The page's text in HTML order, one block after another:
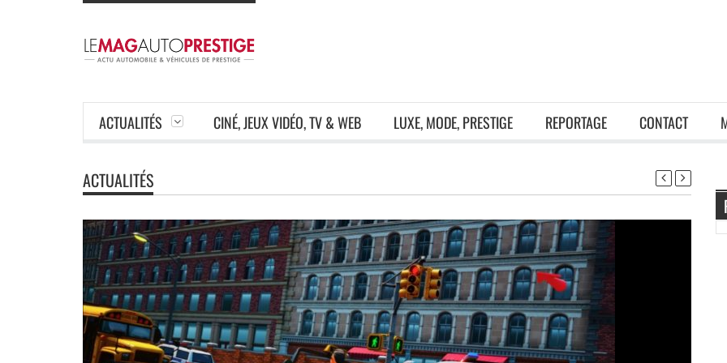
ACTUALITÉS CINÉ, JEUX VIDÉO, TV & WEB LUXE, MODE, PRESTIGE REPORTAGE CONTACT
ACTUALITÉS